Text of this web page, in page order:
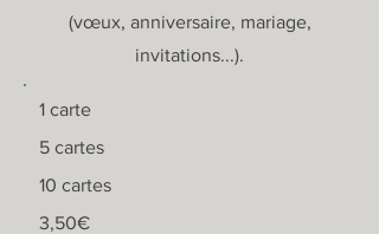
(vœux, anniversaire, mariage,
invitations...).
1 carte
5 cartes
10 cartes
3,50€